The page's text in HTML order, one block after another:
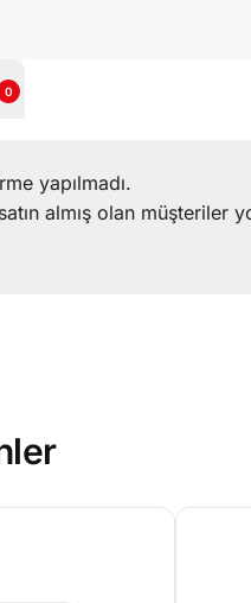
0
yapılmadı.
almış olan müşteriler